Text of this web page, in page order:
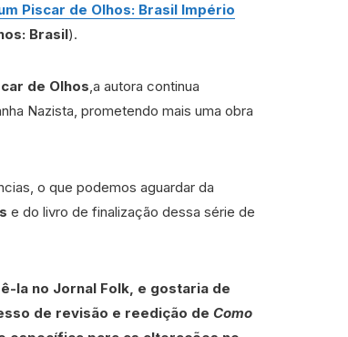
Piscar de Olhos: Brasil Império
Brasil).
de Olhos,a autora continua
Nazista, prometendo mais uma obra
o que podemos aguardar da
e do livro de finalização dessa série de
la no Jornal Folk, e gostaria de
de revisão e reedição de Como